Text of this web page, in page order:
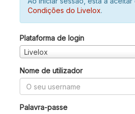
Condições do Livelox.
Plataforma de login
Livelox
Nome de utilizador
Palavra-passe